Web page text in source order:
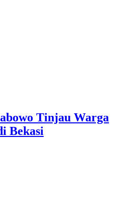
Tinjau Warga
Bekasi